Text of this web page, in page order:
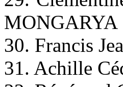
MONGARYA
30. Francis
31. Achille